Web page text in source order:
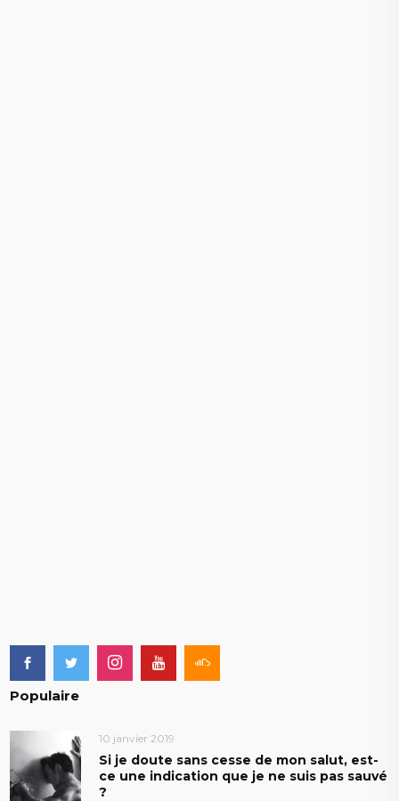
Populaire
10 janvier 2019
Si je doute sans cesse de mon salut, est-
ce une indication que je ne suis pas sauvé
?